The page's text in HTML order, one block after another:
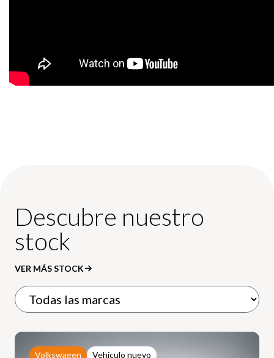
Descubre nuestro
stock
VER MÁS STOCK
Volkswagen Vehículo nuevo